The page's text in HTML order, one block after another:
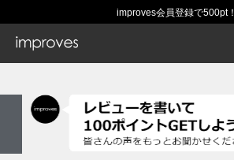
improves会員登録で500pt！